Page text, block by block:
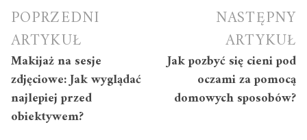
Nawigacja
wpisu
POPRZEDNI
ARTYKUŁ
Makijaż na sesje
zdjęciowe: Jak wyglądać
najlepiej przed
obiektywem?
NASTĘPNY
ARTYKUŁ
Jak pozbyć się cieni pod
oczami za pomocą
domowych sposobów?